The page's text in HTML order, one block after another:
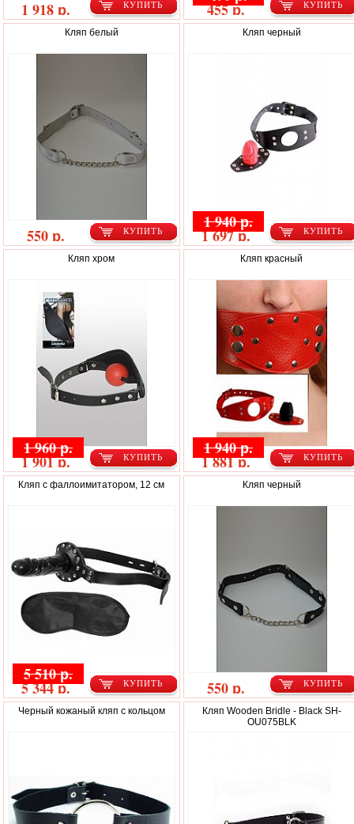
КУПИТЬ
1 918 р. КУПИТЬ
455 р.
Кляп белый
КУПИТЬ
550 р.
Кляп черный
КУПИТЬ
1 940 р.
1 697 р.
Кляп хром
КУПИТЬ
1 960 р.
1 901 р.
Кляп красный
КУПИТЬ
1 940 р.
1 881 р.
Кляп с фаллоимитатором, 12 см
КУПИТЬ
5 510 р.
5 344 р.
Кляп черный
КУПИТЬ
550 р.
Черный кожаный кляп с кольцом
Кляп Wooden Bridle - Black SH-
OU075BLK